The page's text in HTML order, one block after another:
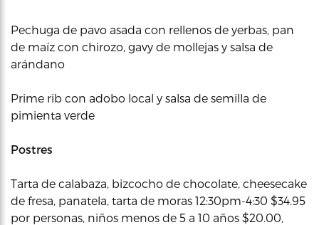
Pechuga de pavo asada con rellenos de yerbas, pan
de maíz con chirozo, gavy de mollejas y salsa de
arándano
Prime rib con adobo local y salsa de semilla de
pimienta verde
Postres
Tarta de calabaza, bizcocho de chocolate, cheesecake
de fresa, panatela, tarta de moras 12:30pm-4:30 $34.95
por personas, niños menos de 5 a 10 años $20.00,